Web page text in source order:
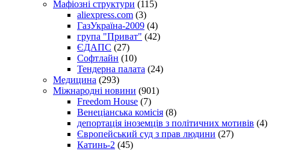
Мафіозні структури (115)
aliexpress.com (3)
ГазУкраїна-2009 (4)
група "Приват" (42)
ЄДАПС (27)
Софтлайн (10)
Тендерна палата (24)
Медицина (293)
Міжнародні новини (901)
Freedom House (7)
Венеціанська комісія (8)
депортація іноземців з політичних мотивів (4)
Європейський суд з прав людини (27)
Катинь-2 (45)